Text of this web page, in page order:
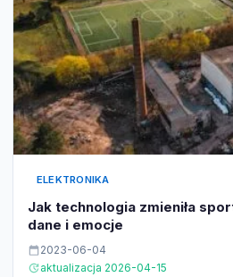
ELEKTRONIKA
Jak technologia zmieniła
dane i emocje
2023-06-04
aktualizacja 2026-04-15